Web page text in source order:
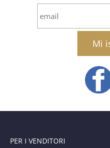
PER I VENDITORI